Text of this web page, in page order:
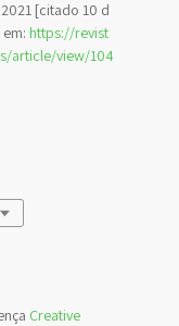
[citado 10 d
https://revist
article/view/104
Creative